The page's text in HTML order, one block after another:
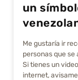
un
Me gustarí­a ir
personas que
Si tienes un
internet,